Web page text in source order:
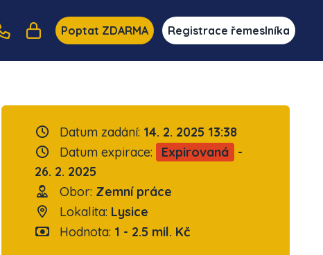
Poptat ZDARMA Registrace řemeslníka
Datum zadání: 14. 2. 2025 13:38
Datum expirace:
Expirovaná
-
26. 2. 2025
Obor: Zemní práce
Lokalita: Lysice
Hodnota: 1 - 2.5 mil. Kč